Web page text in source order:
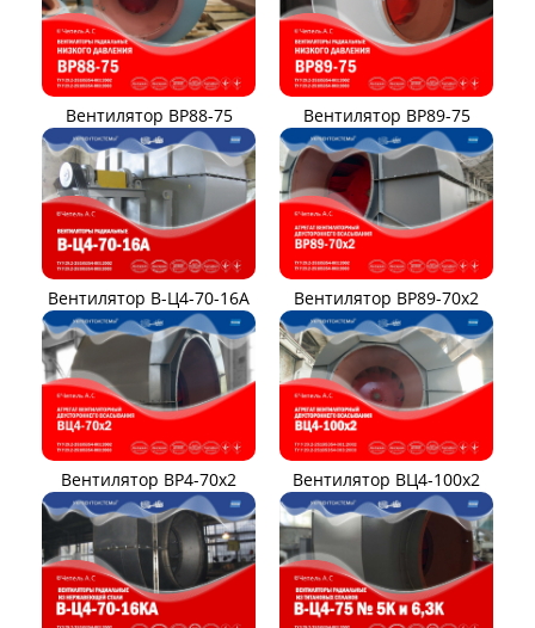
Вентилятор ВР88-75 Вентилятор ВР89-75
Вентилятор В-Ц4-70-16А Вентилятор ВР89-70x2
Вентилятор ВР4-70x2 Вентилятор ВЦ4-100х2